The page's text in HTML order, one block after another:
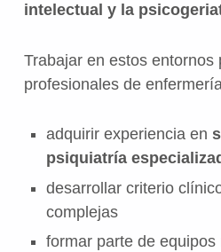
intelectual y la
Trabajar en estos entornos
profesionales de
adquirir experiencia en
psiquiatría
desarrollar criterio
complejas
formar parte de